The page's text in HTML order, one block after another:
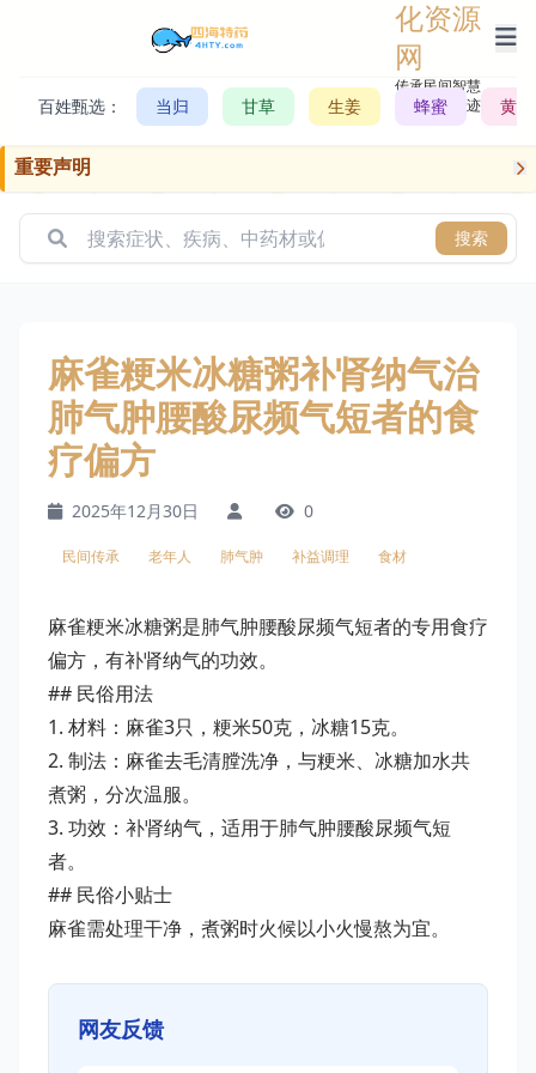
化资源
网
传承民间智慧，
记录历史轨迹
百姓甄选： 当归 甘草 生姜 蜂蜜 黄芪
重要声明
搜索
麻雀粳米冰糖粥补肾纳气治
肺气肿腰酸尿频气短者的食
疗偏方
2025年12月30日 0
民间传承 老年人 肺气肿 补益调理 食材
麻雀粳米冰糖粥是肺气肿腰酸尿频气短者的专用食疗
偏方，有补肾纳气的功效。
## 民俗用法
1. 材料：麻雀3只，粳米50克，冰糖15克。
2. 制法：麻雀去毛清膛洗净，与粳米、冰糖加水共
煮粥，分次温服。
3. 功效：补肾纳气，适用于肺气肿腰酸尿频气短
者。
## 民俗小贴士
麻雀需处理干净，煮粥时火候以小火慢熬为宜。
网友反馈